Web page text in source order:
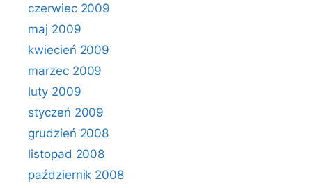
czerwiec 2009
maj 2009
kwiecień 2009
marzec 2009
luty 2009
styczeń 2009
grudzień 2008
listopad 2008
październik 2008